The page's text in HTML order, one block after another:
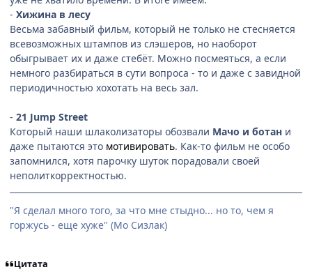
- Хижина в лесу
Весьма забавный фильм, который не только не стесняется
всевозможных штампов из слэшеров, но наоборот
обыгрывает их и даже стебёт. Можно посмеяться, а если
немного разбираться в сути вопроса - то и даже с завидной
периодичностью хохотать на весь зал.
- 21 Jump Street
Который наши шлаколизаторы обозвали Мачо и ботан и
даже пытаются это мотивировать. Как-то фильм не особо
запомнился, хотя парочку шуток порадовали своей
неполиткорректностью.
"Я сделал много того, за что мне стыдно... но то, чем я
горжусь - еще хуже" (Мо Сизлак)
Цитата